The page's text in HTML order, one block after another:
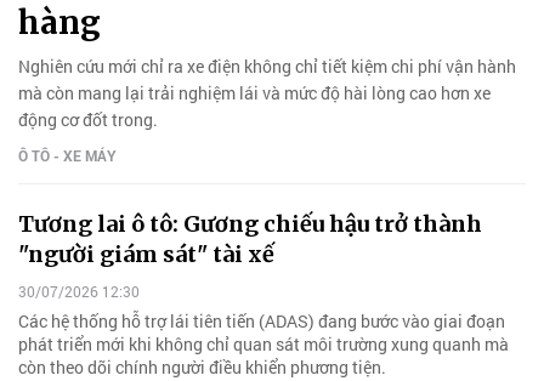
hàng
Nghiên cứu mới chỉ ra xe điện không chỉ tiết kiệm chi phí vận hành
mà còn mang lại trải nghiệm lái và mức độ hài lòng cao hơn xe
động cơ đốt trong.
Ô TÔ - XE MÁY
Tương lai ô tô: Gương chiếu hậu trở thành
"người giám sát" tài xế
30/07/2026 12:30
Các hệ thống hỗ trợ lái tiên tiến (ADAS) đang bước vào giai đoạn
phát triển mới khi không chỉ quan sát môi trường xung quanh mà
còn theo dõi chính người điều khiển phương tiện.